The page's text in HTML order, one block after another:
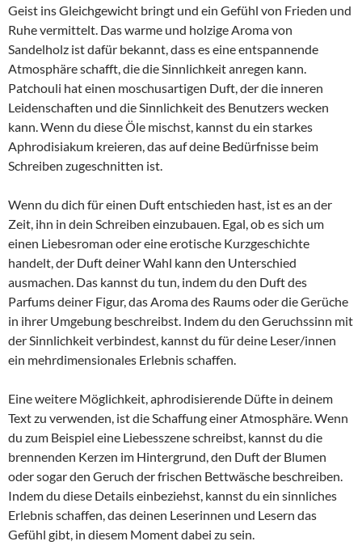
Geist ins Gleichgewicht bringt und ein Gefühl von Frieden und
Ruhe vermittelt. Das warme und holzige Aroma von
Sandelholz ist dafür bekannt, dass es eine entspannende
Atmosphäre schafft, die die Sinnlichkeit anregen kann.
Patchouli hat einen moschusartigen Duft, der die inneren
Leidenschaften und die Sinnlichkeit des Benutzers wecken
kann. Wenn du diese Öle mischst, kannst du ein starkes
Aphrodisiakum kreieren, das auf deine Bedürfnisse beim
Schreiben zugeschnitten ist.
Wenn du dich für einen Duft entschieden hast, ist es an der
Zeit, ihn in dein Schreiben einzubauen. Egal, ob es sich um
einen Liebesroman oder eine erotische Kurzgeschichte
handelt, der Duft deiner Wahl kann den Unterschied
ausmachen. Das kannst du tun, indem du den Duft des
Parfums deiner Figur, das Aroma des Raums oder die Gerüche
in ihrer Umgebung beschreibst. Indem du den Geruchssinn mit
der Sinnlichkeit verbindest, kannst du für deine Leser/innen
ein mehrdimensionales Erlebnis schaffen.
Eine weitere Möglichkeit, aphrodisierende Düfte in deinem
Text zu verwenden, ist die Schaffung einer Atmosphäre. Wenn
du zum Beispiel eine Liebesszene schreibst, kannst du die
brennenden Kerzen im Hintergrund, den Duft der Blumen
oder sogar den Geruch der frischen Bettwäsche beschreiben.
Indem du diese Details einbeziehst, kannst du ein sinnliches
Erlebnis schaffen, das deinen Leserinnen und Lesern das
Gefühl gibt, in diesem Moment dabei zu sein.